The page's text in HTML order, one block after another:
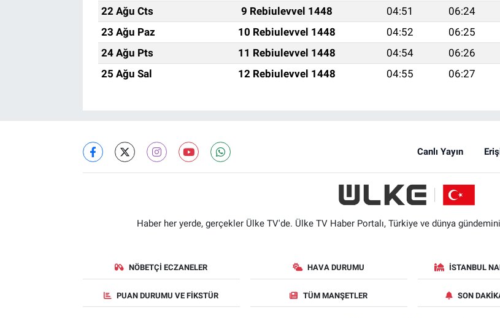
22 Ağu Cts
9 Rebiulevvel 1448 04:51 06:24
23 Ağu Paz
10 Rebiulevvel 1448 04:52 06:25
24 Ağu Pts
11 Rebiulevvel 1448 04:54 06:26
25 Ağu Sal
12 Rebiulevvel 1448 04:55 06:27
Canlı Yayın
Haber her yerde, gerçekler Ülke TV'de. Ülke TV Haber Portalı, Türkiye ve dünya
NÖBETÇI ECZANELER HAVA DURUMU İSTANBUL
PUAN DURUMU VE FIKSTÜR TÜM MANŞETLER SON